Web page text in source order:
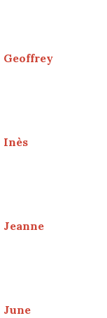
Geoffrey
Inès
Jeanne
June